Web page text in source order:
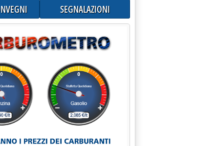
FINANCE'
2003 alle 14.49.
SEGNALAZIONI